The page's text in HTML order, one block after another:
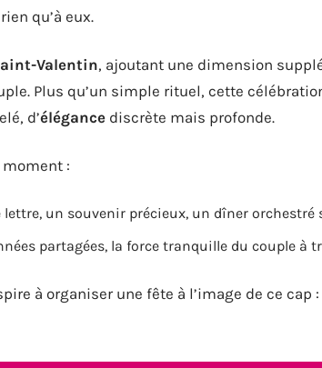
qu’à eux.
Valentin, ajoutant une dimension
Plus qu’un simple rituel, cette
d’élégance discrète mais profonde.
:
un souvenir précieux, un dîner orchestré
partagées, la force tranquille du couple à
à organiser une fête à l’image de ce cap